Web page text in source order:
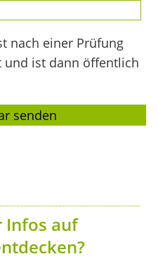
nach einer Prüfung
und ist dann öffentlich
Infos auf